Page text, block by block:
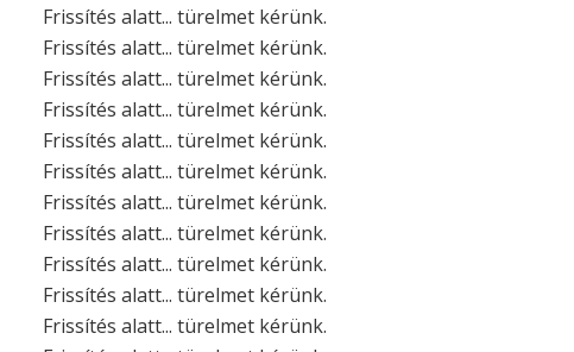
Frissítés alatt... türelmet kérünk.
Frissítés alatt... türelmet kérünk.
Frissítés alatt... türelmet kérünk.
Frissítés alatt... türelmet kérünk.
Frissítés alatt... türelmet kérünk.
Frissítés alatt... türelmet kérünk.
Frissítés alatt... türelmet kérünk.
Frissítés alatt... türelmet kérünk.
Frissítés alatt... türelmet kérünk.
Frissítés alatt... türelmet kérünk.
Frissítés alatt... türelmet kérünk.